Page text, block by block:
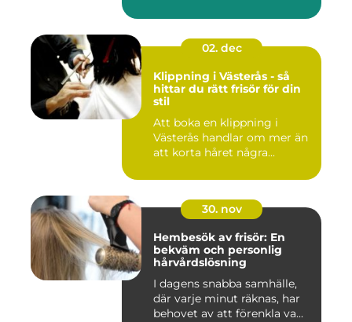
02. dec
Klippning i Västerås - så
hittar du rätt frisör för din
stil
Att boka en klippning i
Västerås handlar om mer än
att korta håret några...
30. nov
Hembesök av frisör: En
bekväm och personlig
hårvårdslösning
I dagens snabba samhälle,
där varje minut räknas, har
behovet av att förenkla va...